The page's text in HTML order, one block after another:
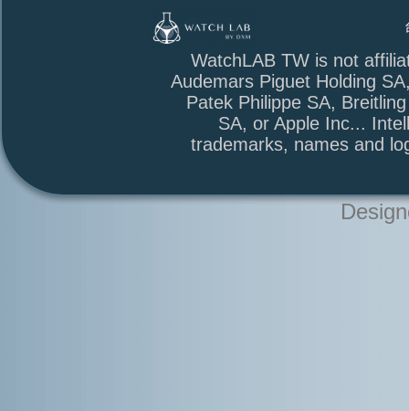
台北市萬
WatchLAB TW is not
Audemars Piguet Holding
Patek Philippe SA,
SA, or Apple Inc...
trademarks, names and